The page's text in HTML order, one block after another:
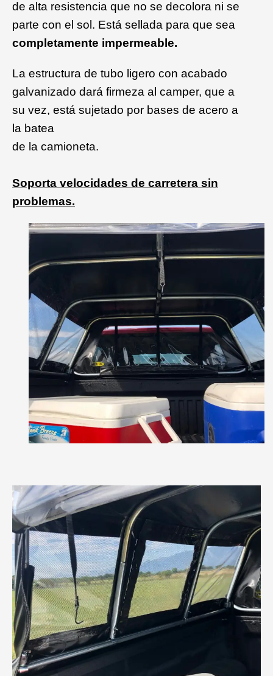
de alta resistencia que no se decolora ni se
parte con el sol. Está sellada para que sea
completamente impermeable.
La estructura de tubo ligero con acabado
galvanizado dará firmeza al camper, que a
su vez, está sujetado por bases de acero a
la batea
de la camioneta.
Soporta velocidades de carretera sin
problemas.